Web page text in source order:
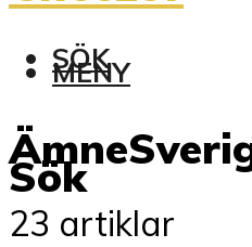
SÖK
Sök
MENY
Ämne
23 artiklar